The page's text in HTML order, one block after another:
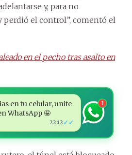
y, para no
perdió el control”, comentó el
en el pecho tras asalto en
en tu celular, unite
WhatsApp 🤩
22:12 ✓✓
1